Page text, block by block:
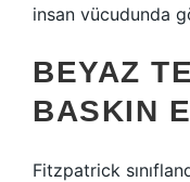
insan vücudunda
BEYAZ
BASKIN
Fitzpatrick